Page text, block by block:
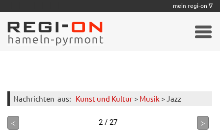
Nachrichten aus: Kunst und Kultur > Musik > Jazz
< 2 / 27 >
mein regi-on ∇